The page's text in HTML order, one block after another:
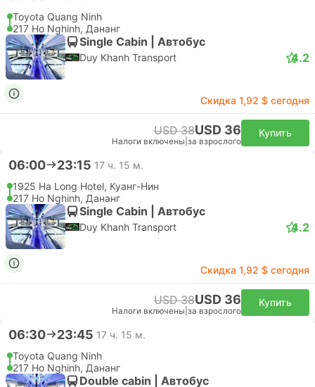
Toyota Quang Ninh
217 Ho Nghinh, Дананг
Single Cabin | Автобус
Duy Khanh Transport 4.2
Скидка 1,92 $ сегодня
USD 38USD 36
Налоги включены за взрослого
Купить
06:00 23:15 17 ч. 15 м.
1925 Ha Long Hotel, Куанг-Нин
217 Ho Nghinh, Дананг
Single Cabin | Автобус
Duy Khanh Transport 4.2
Скидка 1,92 $ сегодня
USD 38USD 36
Налоги включены за взрослого
Купить
06:30 23:45 17 ч. 15 м.
Toyota Quang Ninh
217 Ho Nghinh, Дананг
Double cabin | Автобус